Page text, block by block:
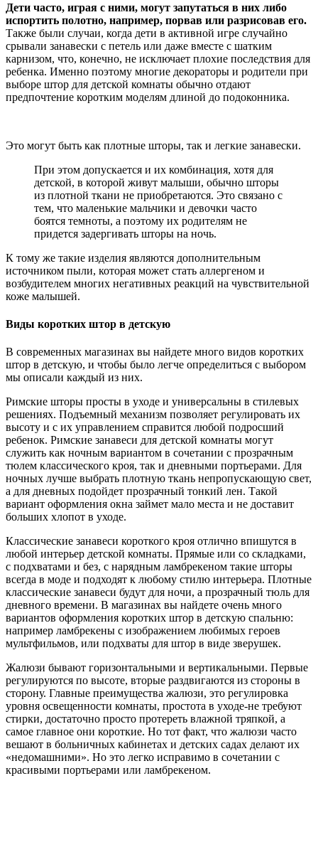
Дети часто, играя с ними, могут запутаться в них либо
испортить полотно, например, порвав или разрисовав его.
Также были случаи, когда дети в активной игре случайно
срывали занавески с петель или даже вместе с шатким
карнизом, что, конечно, не исключает плохие последствия для
ребенка. Именно поэтому многие декораторы и родители при
выборе штор для детской комнаты обычно отдают
предпочтение коротким моделям длиной до подоконника.
Это могут быть как плотные шторы, так и легкие занавески.
При этом допускается и их комбинация, хотя для
детской, в которой живут малыши, обычно шторы
из плотной ткани не приобретаются. Это связано с
тем, что маленькие мальчики и девочки часто
боятся темноты, а поэтому их родителям не
придется задергивать шторы на ночь.
К тому же такие изделия являются дополнительным
источником пыли, которая может стать аллергеном и
возбудителем многих негативных реакций на чувствительной
коже малышей.
Виды коротких штор в детскую
В современных магазинах вы найдете много видов коротких
штор в детскую, и чтобы было легче определиться с выбором
мы описали каждый из них.
Римские шторы просты в уходе и универсальны в стилевых
решениях. Подъемный механизм позволяет регулировать их
высоту и с их управлением справится любой подросший
ребенок. Римские занавеси для детской комнаты могут
служить как ночным вариантом в сочетании с прозрачным
тюлем классического кроя, так и дневными портьерами. Для
ночных лучше выбрать плотную ткань непропускающую свет,
а для дневных подойдет прозрачный тонкий лен. Такой
вариант оформления окна займет мало места и не доставит
больших хлопот в уходе.
Классические занавеси короткого кроя отлично впишутся в
любой интерьер детской комнаты. Прямые или со складками,
с подхватами и без, с нарядным ламбрекеном такие шторы
всегда в моде и подходят к любому стилю интерьера. Плотные
классические занавеси будут для ночи, а прозрачный тюль для
дневного времени. В магазинах вы найдете очень много
вариантов оформления коротких штор в детскую спальню:
например ламбрекены с изображением любимых героев
мультфильмов, или подхваты для штор в виде зверушек.
Жалюзи бывают горизонтальными и вертикальными. Первые
регулируются по высоте, вторые раздвигаются из стороны в
сторону. Главные преимущества жалюзи, это регулировка
уровня освещенности комнаты, простота в уходе-не требуют
стирки, достаточно просто протереть влажной тряпкой, а
самое главное они короткие. Но тот факт, что жалюзи часто
вешают в больничных кабинетах и детских садах делают их
«недомашними». Но это легко исправимо в сочетании с
красивыми портьерами или ламбрекеном.